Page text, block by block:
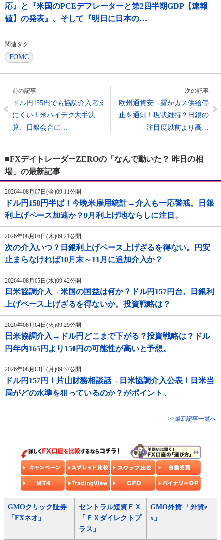
応』と『米国のPCEデフレーターと第2四半期GDP【速報
値】の発表』、そして『明日に日本の…
関連タグ
FOMC
前の記事
ドル円135円でも協調介入考え
にくい！米ハイテク大手決
算、日銀会合に…
次の記事
欧州通貨安→露がガス供給停
止を通知！現状維持？日銀の
注目度以前より高…
■FXデイトレーダーZEROの「なんで動いた？ 昨日の相
場」の最新記事
2026年08月07日(金)09:11公開
ドル円158円半ば！今晩米雇用統計→介入も一応警戒。日銀
利上げペース加速か？9月利上げ地ならしに注目。
2026年08月06日(木)09:21公開
次の介入いつ？日銀利上げペース上げざるを得ない。円安
止まらなければ10月末～11月に追加介入か？
2026年08月05日(水)09:42公開
日米協調介入→米国の国益は何か？ドル円157円台。日銀利
上げペース上げざるを得ないか。投資戦略は？
2026年08月04日(火)09:29公開
日米協調介入→ドル円どこまで下がる？投資戦略は？ドル
円年内165円より150円の可能性が高いと予想。
2026年08月03日(月)09:37公開
ドル円157円！片山財務相談話→日米協調介入公表！日米当
局がどの水準を狙っているのか？がポイント。
>>最新記事一覧へ
GMOクリック証券
「FXネオ」
セントラル短資ＦＸ
「ＦＸダイレクトプ
ラス」
GMO外貨 「外貨e
x」